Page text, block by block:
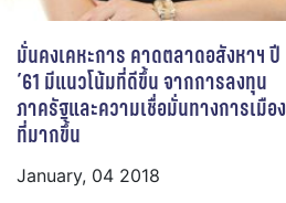
มั่นคงเคหะการ คาดตลาดอสังหาฯ ปี
’61 มีแนวโน้มที่ดีขึ้น จากการลงทุน
ภาครัฐและความเชื่อมั่นทางการเมือง
ที่มากขึ้น
January, 04 2018